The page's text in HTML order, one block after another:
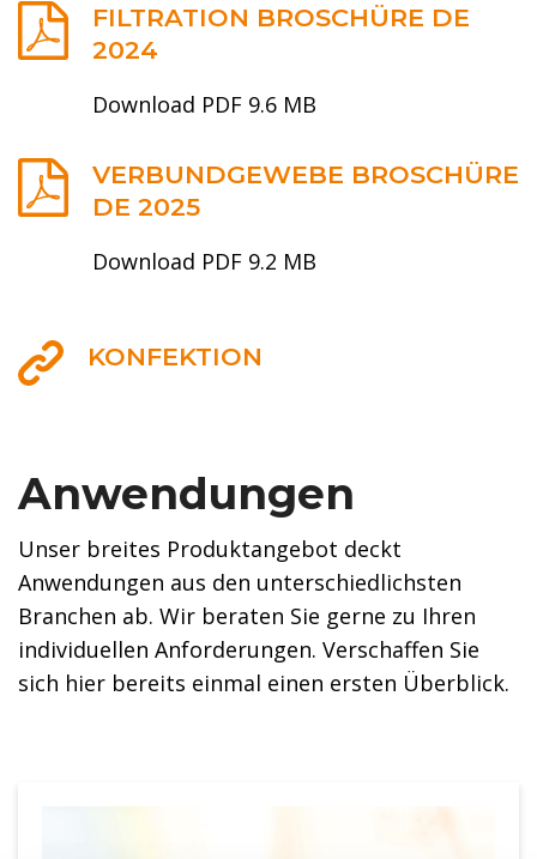
FILTRATION BROSCHÜRE DE
2024
Download PDF 9.6 MB
VERBUNDGEWEBE BROSCHÜRE
DE 2025
Download PDF 9.2 MB
KONFEKTION
Anwendungen
Unser breites Produktangebot deckt
Anwendungen aus den unterschiedlichsten
Branchen ab. Wir beraten Sie gerne zu Ihren
individuellen Anforderungen. Verschaffen Sie
sich hier bereits einmal einen ersten Überblick.